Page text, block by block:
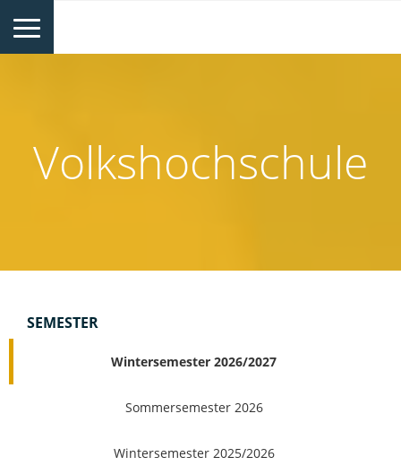
Volkshochschule
SEMESTER
Wintersemester 2026/2027
Sommersemester 2026
Wintersemester 2025/2026